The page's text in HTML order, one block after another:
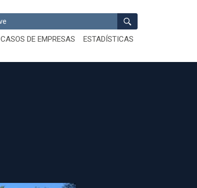
CASOS DE EMPRESAS ESTADÍSTICAS